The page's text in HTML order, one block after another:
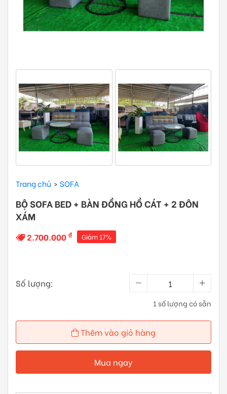
Trang chủ SOFA
BỘ SOFA BED + BÀN ĐỒNG HỒ CÁT + 2 ĐÔN
XÁM
2.700.000 ₫ Giảm 17%
Số lượng:
1 số lượng có sẵn
Thêm vào giỏ hàng
Mua ngay